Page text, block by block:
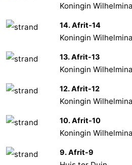
Koningin
14. Afrit-14
Koningin
13. Afrit-13
Koningin
12. Afrit-12
Koningin
10. Afrit-10
Koningin
9. Afrit-9